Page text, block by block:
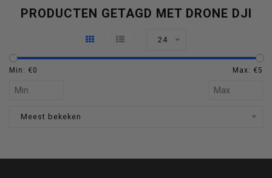
PRODUCTEN GETAGD MET DRONE DJI
24
Min: €0 Max: €5
Meest bekeken